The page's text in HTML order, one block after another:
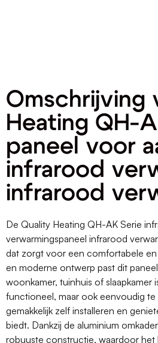
Omschrijving
Heating QH-
paneel voor
infrarood
infrarood
De Quality Heating QH-AK Serie
verwarmingspaneel infrarood
dat zorgt voor een comfortabele
en moderne ontwerp past dit
woonkamer, tuinhuis of slaapkamer
functioneel, maar ook eenvoudig
gemakkelijk zelf installeren en
biedt. Dankzij de aluminium
robuuste constructie, waardoor het